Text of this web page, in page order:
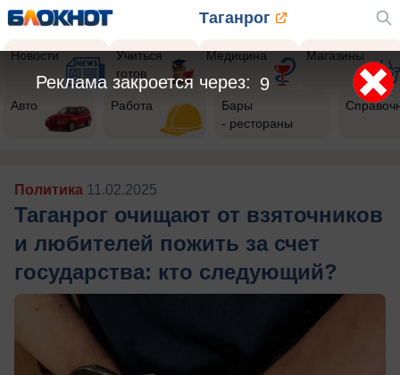
Таганрог
Новости
Учиться
готов
Медицина Магазины
Авто Работа
Бары
- рестораны
Политика 11.02.2025
Таганрог очищают от взяточников
и любителей пожить за счет
государства: кто следующий?
7
Реклама закроется через: